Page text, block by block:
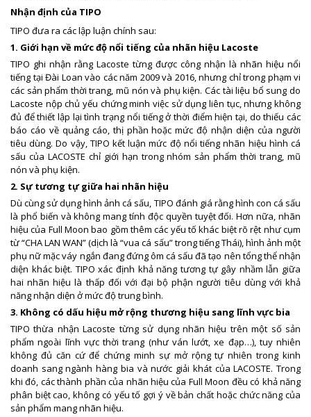
Nhận định của TIPO
TIPO đưa ra các lập luận chính sau:
1. Giới hạn về mức độ nổi tiếng của nhãn hiệu Lacoste
TIPO ghi nhận rằng Lacoste từng được công nhận là nhãn hiệu nổi
tiếng tại Đài Loan vào các năm 2009 và 2016, nhưng chỉ trong phạm vi
các sản phẩm thời trang, mũ nón và phụ kiện. Các tài liệu bổ sung do
Lacoste nộp chủ yếu chứng minh việc sử dụng liên tục, nhưng không
đủ để thiết lập lại tình trạng nổi tiếng ở thời điểm hiện tại, do thiếu các
báo cáo về quảng cáo, thị phần hoặc mức độ nhận diện của người
tiêu dùng. Do vậy, TIPO kết luận mức độ nổi tiếng nhãn hiệu hình cá
sấu của LACOSTE chỉ giới hạn trong nhóm sản phẩm thời trang, mũ
nón và phụ kiện.
2. Sự tương tự giữa hai nhãn hiệu
Dù cùng sử dụng hình ảnh cá sấu, TIPO đánh giá rằng hình con cá sấu
là phổ biến và không mang tính độc quyền tuyệt đối. Hơn nữa, nhãn
hiệu của Full Moon bao gồm thêm các yếu tố khác biệt rõ rệt như cụm
từ “CHA LAN WAN” (dịch là “vua cá sấu” trong tiếng Thái), hình ảnh một
phụ nữ mặc váy ngắn đang đứng ôm cá sấu đã tạo nên tổng thể nhận
diện khác biệt. TIPO xác định khả năng tương tự gây nhầm lẫn giữa
hai nhãn hiệu là thấp đối với đại bộ phận người tiêu dùng với khả
năng nhận diện ở mức độ trung bình.
3. Không có dấu hiệu mở rộng thương hiệu sang lĩnh vực bia
TIPO thừa nhận Lacoste từng sử dụng nhãn hiệu trên một số sản
phẩm ngoài lĩnh vực thời trang (như ván lướt, xe đạp…), tuy nhiên
không đủ căn cứ để chứng minh sự mở rộng tự nhiên trong kinh
doanh sang ngành hàng bia và nước giải khát của LACOSTE. Trong
khi đó, các thành phần của nhãn hiệu của Full Moon đều có khả năng
phân biệt cao, không có yếu tố gợi ý về bản chất hoặc chức năng của
sản phẩm mang nhãn hiệu.